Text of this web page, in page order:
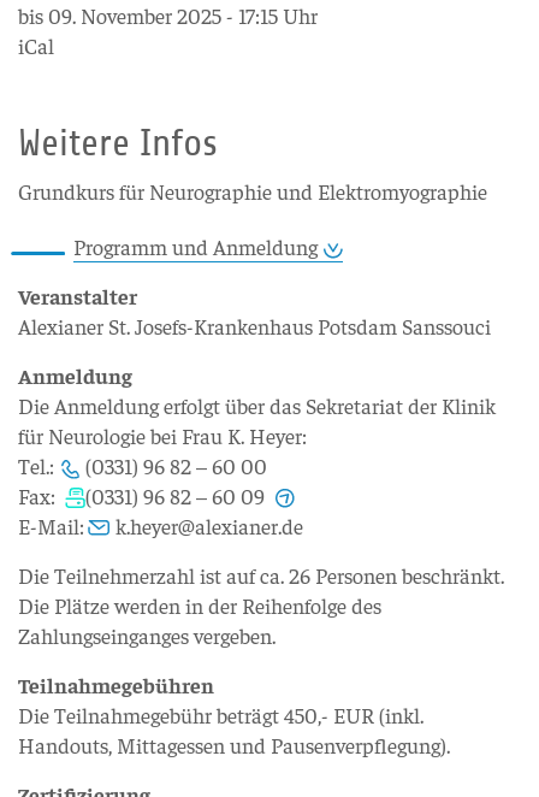
bis 09. November 2025 - 17:15 Uhr
iCal
Weitere Infos
Grundkurs für Neurographie und Elektromyographie
Programm und Anmeldung
Veranstalter
Alexianer St. Josefs-Krankenhaus Potsdam Sanssouci
Anmeldung
Die Anmeldung erfolgt über das Sekretariat der Klinik
für Neurologie bei Frau K. Heyer:
Tel.:
(0331) 96 82 – 60 00
Fax:
(0331) 96 82 – 60 09
E-Mail:
k.heyer@alexianer.de
Die Teilnehmerzahl ist auf ca. 26 Personen beschränkt.
Die Plätze werden in der Reihenfolge des
Zahlungseinganges vergeben.
Teilnahmegebühren
Die Teilnahmegebühr beträgt 450,- EUR (inkl.
Handouts, Mittagessen und Pausenverpflegung).